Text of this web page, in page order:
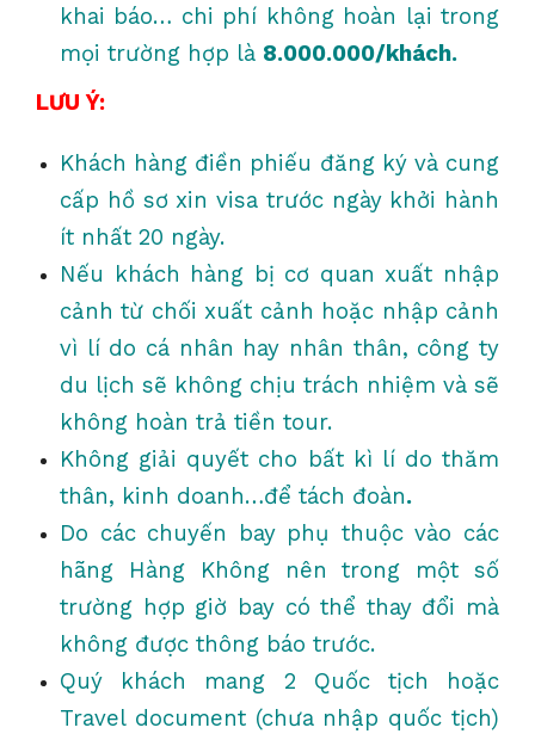
khai báo… chi phí không hoàn lại trong
mọi trường hợp là 8.000.000/khách.
LƯU Ý:
Khách hàng điền phiếu đăng ký và cung
cấp hồ sơ xin visa trước ngày khởi hành
ít nhất 20 ngày.
Nếu khách hàng bị cơ quan xuất nhập
cảnh từ chối xuất cảnh hoặc nhập cảnh
vì lí do cá nhân hay nhân thân, công ty
du lịch sẽ không chịu trách nhiệm và sẽ
không hoàn trả tiền tour.
Không giải quyết cho bất kì lí do thăm
thân, kinh doanh…để tách đoàn.
Do các chuyến bay phụ thuộc vào các
hãng Hàng Không nên trong một số
trường hợp giờ bay có thể thay đổi mà
không được thông báo trước.
Quý khách mang 2 Quốc tịch hoặc
Travel document (chưa nhập quốc tịch)